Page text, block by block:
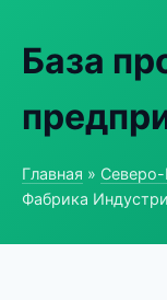
База
Главная » Северо-
Фабрика